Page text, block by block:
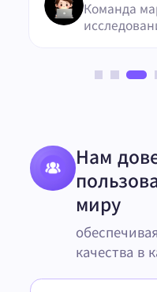
Команда
Нам
миру
качества в